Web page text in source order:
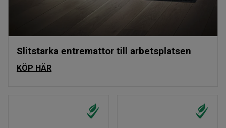
Slitstarka entremattor till arbetsplatsen
KÖP HÄR